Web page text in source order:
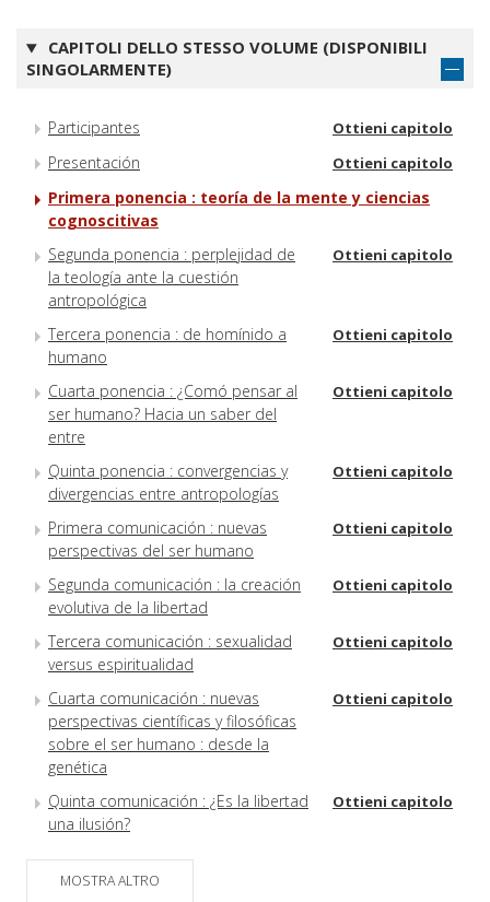
CAPITOLI DELLO STESSO VOLUME (DISPONIBILI
SINGOLARMENTE)
Participantes Ottieni capitolo
Presentación Ottieni capitolo
Primera ponencia : teoría de la mente y ciencias
cognoscitivas
Segunda ponencia : perplejidad de
la teología ante la cuestión
antropológica
Ottieni capitolo
Tercera ponencia : de homínido a
humano
Ottieni capitolo
Cuarta ponencia : ¿Comó pensar al
ser humano? Hacia un saber del
entre
Ottieni capitolo
Quinta ponencia : convergencias y
divergencias entre antropologías
Ottieni capitolo
Primera comunicación : nuevas
perspectivas del ser humano
Ottieni capitolo
Segunda comunicación : la creación
evolutiva de la libertad
Ottieni capitolo
Tercera comunicación : sexualidad
versus espiritualidad
Ottieni capitolo
Cuarta comunicación : nuevas
perspectivas científicas y filosóficas
sobre el ser humano : desde la
genética
Ottieni capitolo
Quinta comunicación : ¿Es la libertad
una ilusión?
Ottieni capitolo
Sexta comunicación : h+
transhumanismo
MOSTRA ALTRO